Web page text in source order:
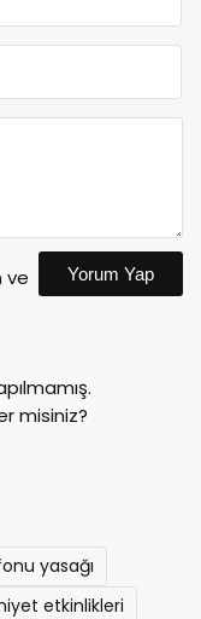
ve
Yorum Yap
misiniz?
yasağı
etkinlikleri